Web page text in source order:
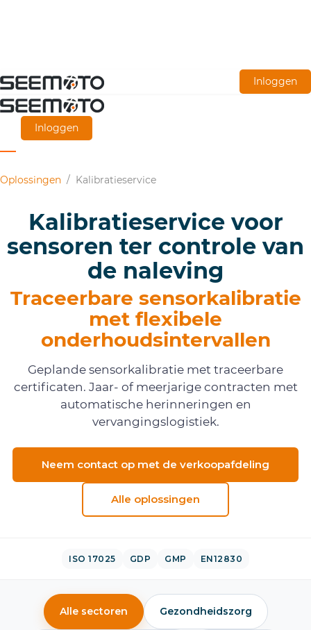
Ga
naar
hoofdinhoud
Inloggen
Inloggen
Oplossingen / Kalibratieservice
Kalibratieservice voor
sensoren ter controle van
de naleving
Traceerbare sensorkalibratie
met flexibele
onderhoudsintervallen
Geplande sensorkalibratie met traceerbare
certificaten. Jaar- of meerjarige contracten met
automatische herinneringen en
vervangingslogistiek.
Neem contact op met de verkoopafdeling
Alle oplossingen
ISO 17025 GDP GMP EN12830
Alle sectoren Gezondheidszorg